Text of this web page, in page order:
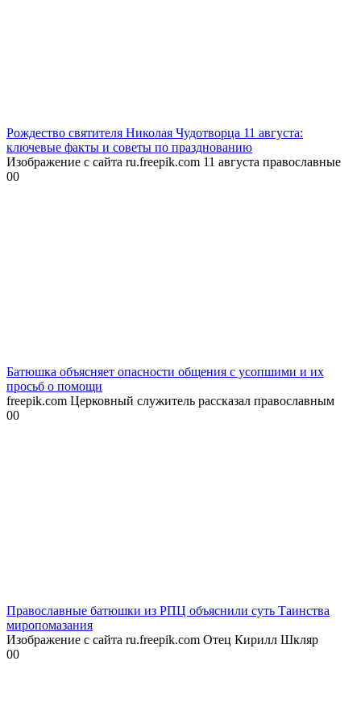
Рождество святителя Николая Чудотворца 11 августа:
ключевые факты и советы по празднованию
Изображение с сайта ru.freepik.com 11 августа православные
00
Батюшка объясняет опасности общения с усопшими и их
просьб о помощи
freepik.com Церковный служитель рассказал православным
00
Православные батюшки из РПЦ объяснили суть Таинства
миропомазания
Изображение с сайта ru.freepik.com Отец Кирилл Шкляр
00